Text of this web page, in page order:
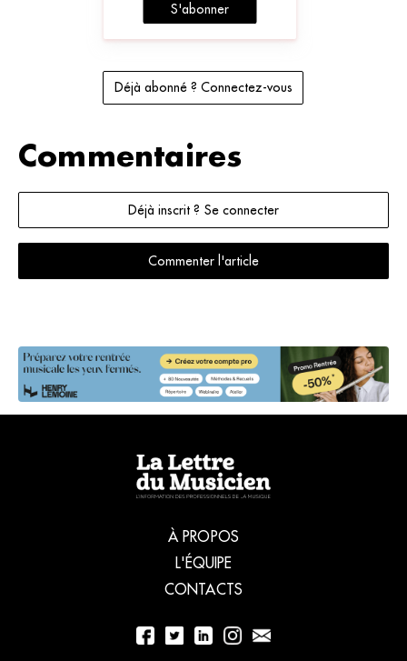
S'abonner
Déjà abonné ? Connectez-vous
Commentaires
Déjà inscrit ? Se connecter
Commenter l'article
À PROPOS
L'ÉQUIPE
CONTACTS